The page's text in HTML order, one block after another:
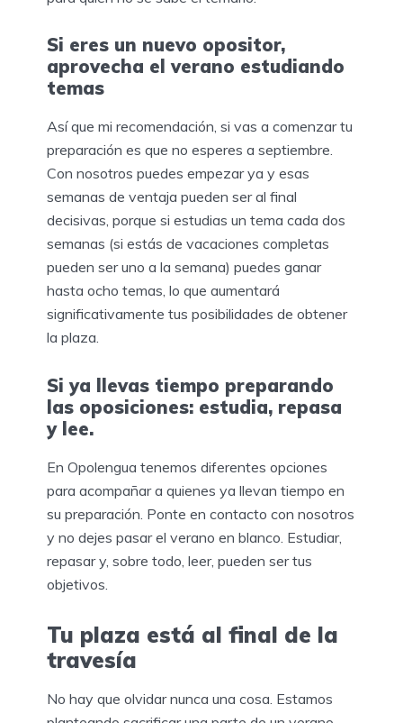
Si eres un nuevo opositor,
aprovecha el verano estudiando
temas
Así que mi recomendación, si vas a comenzar tu
preparación es que no esperes a septiembre.
Con nosotros puedes empezar ya y esas
semanas de ventaja pueden ser al final
decisivas, porque si estudias un tema cada dos
semanas (si estás de vacaciones completas
pueden ser uno a la semana) puedes ganar
hasta ocho temas, lo que aumentará
significativamente tus posibilidades de obtener
la plaza.
Si ya llevas tiempo preparando
las oposiciones: estudia, repasa
y lee.
En Opolengua tenemos diferentes opciones
para acompañar a quienes ya llevan tiempo en
su preparación. Ponte en contacto con nosotros
y no dejes pasar el verano en blanco. Estudiar,
repasar y, sobre todo, leer, pueden ser tus
objetivos.
Tu plaza está al final de la
travesía
No hay que olvidar nunca una cosa. Estamos